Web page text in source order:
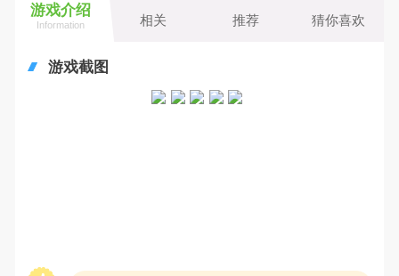
游戏介绍
Information 相关 推荐 猜你喜欢
游戏截图